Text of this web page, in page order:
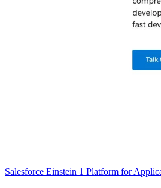
Salesforce Einstein 1 Platform for